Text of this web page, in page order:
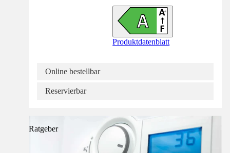
Produktdatenblatt
Online bestellbar
Reservierbar
Ratgeber